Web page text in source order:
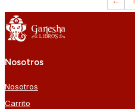
Nosotros
Nosotros
Carrito